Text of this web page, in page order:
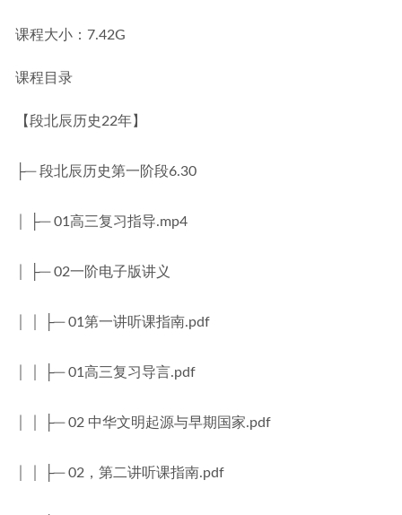
课程大小：7.42G
课程目录
【段北辰历史22年】
├─ 段北辰历史第一阶段6.30
│ ├─ 01高三复习指导.mp4
│ ├─ 02一阶电子版讲义
│ │ ├─ 01第一讲听课指南.pdf
│ │ ├─ 01高三复习导言.pdf
│ │ ├─ 02 中华文明起源与早期国家.pdf
│ │ ├─ 02，第二讲听课指南.pdf